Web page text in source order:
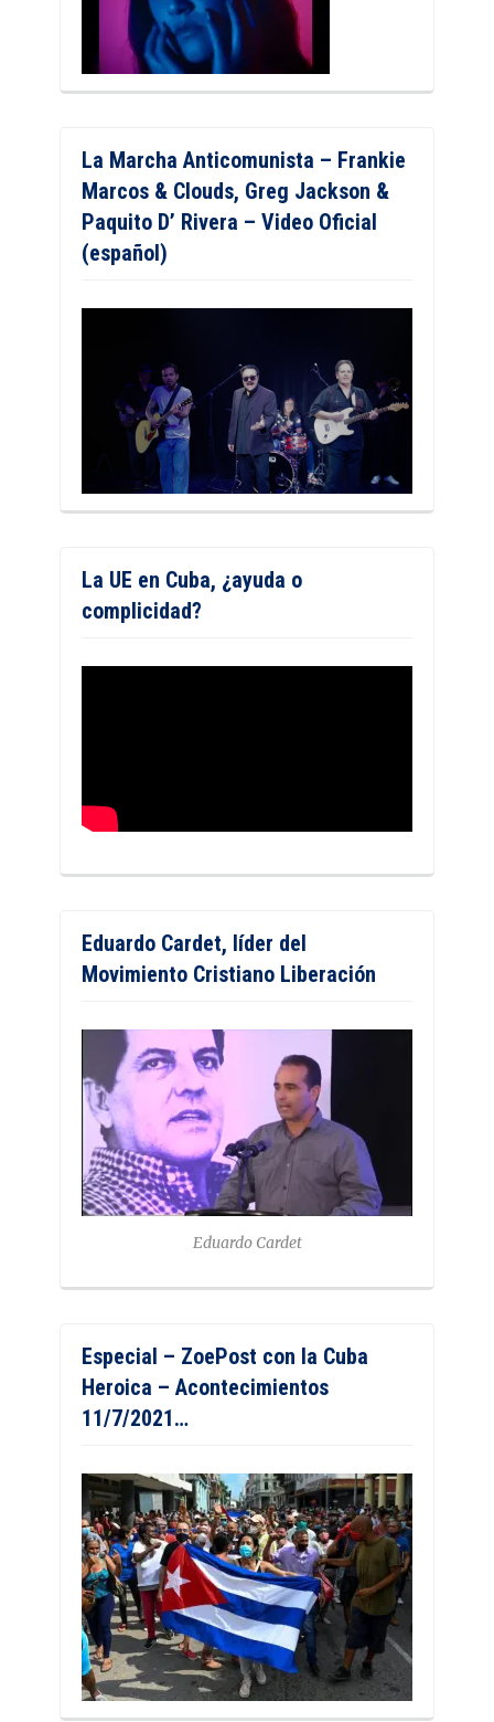
La Marcha Anticomunista – Frankie
Marcos & Clouds, Greg Jackson &
Paquito D’ Rivera – Video Oficial
(español)
La UE en Cuba, ¿ayuda o
complicidad?
Eduardo Cardet, líder del
Movimiento Cristiano Liberación
Eduardo Cardet
Especial – ZoePost con la Cuba
Heroica – Acontecimientos
11/7/2021…